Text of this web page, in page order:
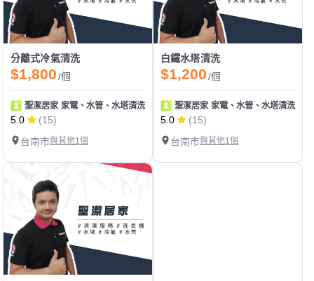
分離式冷氣清洗
$1,800/個
聖潔居家 家電、水管、水塔清洗 地板止滑
5.0
(15)
台南市與其他1個
白鐵水塔清洗
$1,200/個
聖潔居家 家電、水管、水塔清洗 地
5.0
(15)
台南市與其他1個